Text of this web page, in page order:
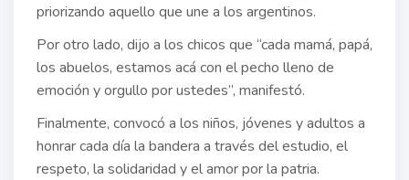
priorizando aquello que une a los argentinos.
Por otro lado, dijo a los chicos que “cada mamá, papá,
los abuelos, estamos acá con el pecho lleno de
emoción y orgullo por ustedes”, manifestó.
Finalmente, convocó a los niños, jóvenes y adultos a
honrar cada día la bandera a través del estudio, el
respeto, la solidaridad y el amor por la patria.